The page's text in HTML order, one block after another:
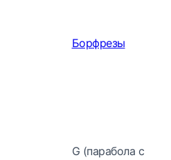
Борфрезы
G (парабола с